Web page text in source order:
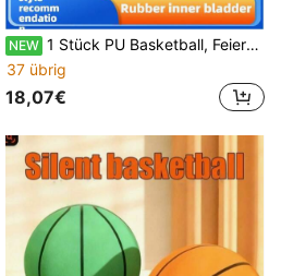
NEW 1 Stück PU Basketball, Feiertagsgeschenk, Geburtstagsgeschenk, Liebe ausdrücken, Größe 7 Spiel- und Trainingsbasketball, geeignet für Innen- und Außenbereich, rosa Basketball
37 übrig
18,07€